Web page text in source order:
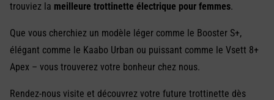
trouviez la meilleure trottinette électrique pour femmes.
Que vous cherchiez un modèle léger comme le Booster S+,
élégant comme le Kaabo Urban ou puissant comme le Vsett 8+
Apex – vous trouverez votre bonheur chez nous.
Rendez-nous visite et découvrez votre future trottinette dès